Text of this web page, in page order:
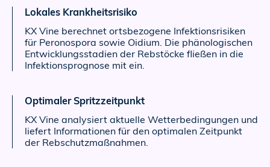
Lokales Krankheitsrisiko
KX Vine berechnet ortsbezogene Infektionsrisiken
für Peronospora sowie Oidium. Die phänologischen
Entwicklungsstadien der Rebstöcke fließen in die
Infektionsprognose mit ein.
Optimaler Spritzzeitpunkt
KX Vine analysiert aktuelle Wetterbedingungen und
liefert Informationen für den optimalen Zeitpunkt
der Rebschutzmaßnahmen.